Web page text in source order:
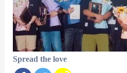
Spread the love